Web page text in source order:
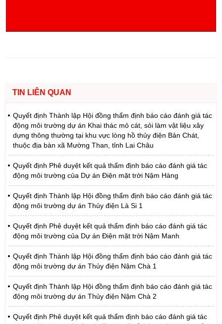
TIN LIÊN QUAN
Quyết định Thành lập Hội đồng thẩm định báo cáo đánh giá tác
động môi trường dự án Khai thác mỏ cát, sỏi làm vật liệu xây
dựng thông thường tại khu vực lòng hồ thủy điện Bản Chát,
thuộc địa bàn xã Mường Than, tỉnh Lai Châu
Quyết định Phê duyệt kết quả thẩm định báo cáo đánh giá tác
động môi trường của Dự án Điện mặt trời Nậm Hàng
Quyết định Thành lập Hội đồng thẩm định báo cáo đánh giá tác
động môi trường dự án Thủy điện Là Si 1
Quyết định Phê duyệt kết quả thẩm định báo cáo đánh giá tác
động môi trường của Dự án Điện mặt trời Nậm Manh
Quyết định Thành lập Hội đồng thẩm định báo cáo đánh giá tác
động môi trường dự án Thủy điện Nậm Chà 1
Quyết định Thành lập Hội đồng thẩm định báo cáo đánh giá tác
động môi trường dự án Thủy điện Nậm Chà 2
Quyết định Phê duyệt kết quả thẩm định báo cáo đánh giá tác